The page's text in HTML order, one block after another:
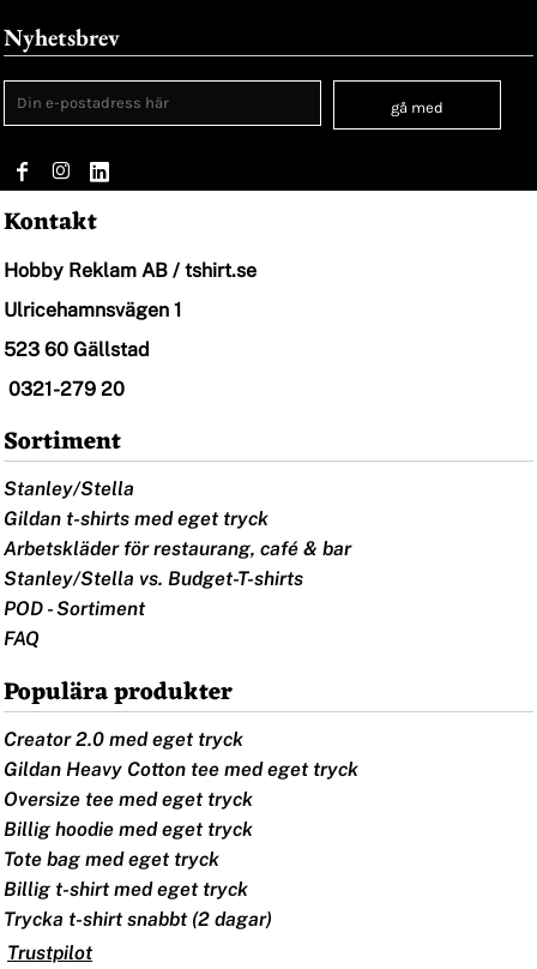
Nyhetsbrev
gå med
Kontakt
Hobby Reklam AB / tshirt.se
Ulricehamnsvägen 1
523 60 Gällstad
0321-279 20
Sortiment
Stanley/Stella
Gildan t-shirts med eget tryck
Arbetskläder för restaurang, café & bar
Stanley/Stella vs. Budget-T-shirts
POD - Sortiment
FAQ
Populära produkter
Creator 2.0 med eget tryck
Gildan Heavy Cotton tee med eget tryck
Oversize tee med eget tryck
Billig hoodie med eget tryck
Tote bag med eget tryck
Billig t-shirt med eget tryck
Trycka t-shirt snabbt (2 dagar)
Trustpilot